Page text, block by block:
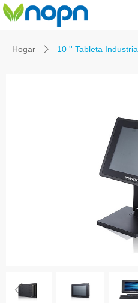
Hogar ꄲ 10 '' Tableta
ꁆ